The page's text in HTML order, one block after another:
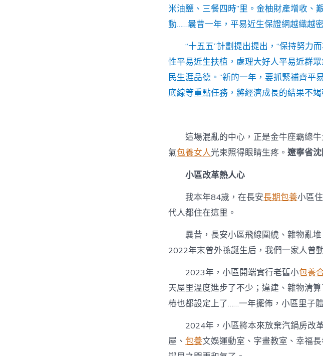
米油鹽、三餐四時”里。金柚財產增收、
動……曩昔一年，平易近生保證網越織越
“十五五”計劃提出提出，“保持努力
性平易近生扶植，處理大好人平易近群
民生涯品德。”新的一年，要抓緊補齊平
底線等重點任務，將經濟成長的結果不
這場混亂的中心，正是金牛座霸總
氣包養女人光束照得眼睛生疼。 遼寧省
小區改革熱人心
我本年84歲，在長安長期包養小區
代人都住在這里。
曩昔，長安小區飛線圍繞、雜物亂
2022年末曾外孫誕生后，我們一家人曾
2023年，小區開端實行老舊小包養
天屋里溫度進步了不少；違建、雜物清
樁也都設定上了……一年擺佈，小區里子
2024年，小區將本來放棄汽鍋房改
屋、 包養文娛運動室、字畫教室、幸福